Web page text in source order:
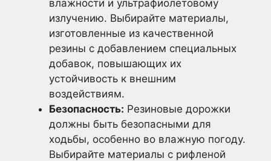
влажности и ультрафиолетовому
излучению. Выбирайте материалы,
изготовленные из качественной
резины с добавлением специальных
добавок, повышающих их
устойчивость к внешним
воздействиям.
Безопасность: Резиновые дорожки
должны быть безопасными для
ходьбы, особенно во влажную погоду.
Выбирайте материалы с рифленой